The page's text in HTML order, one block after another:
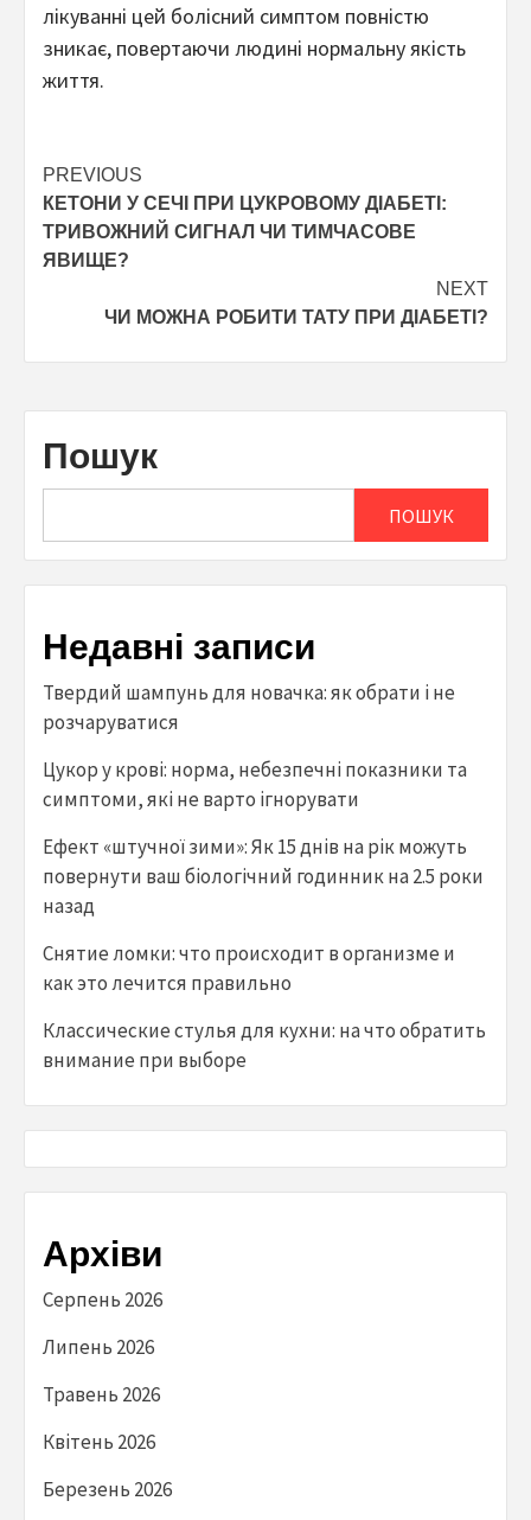
лікуванні цей болісний симптом повністю
зникає, повертаючи людині нормальну якість
життя.
Post
navigation
PREVIOUS
КЕТОНИ У СЕЧІ ПРИ ЦУКРОВОМУ ДІАБЕТІ:
ТРИВОЖНИЙ СИГНАЛ ЧИ ТИМЧАСОВЕ
ЯВИЩЕ?
NEXT
ЧИ МОЖНА РОБИТИ ТАТУ ПРИ ДІАБЕТІ?
Пошук
ПОШУК
Недавні записи
Твердий шампунь для новачка: як обрати і не
розчаруватися
Цукор у крові: норма, небезпечні показники та
симптоми, які не варто ігнорувати
Ефект «штучної зими»: Як 15 днів на рік можуть
повернути ваш біологічний годинник на 2.5 роки
назад
Снятие ломки: что происходит в организме и
как это лечится правильно
Классические стулья для кухни: на что обратить
внимание при выборе
Архіви
Серпень 2026
Липень 2026
Травень 2026
Квітень 2026
Березень 2026